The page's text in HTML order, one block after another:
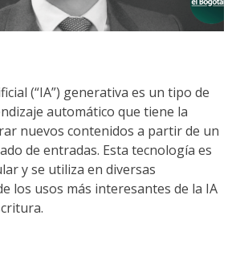
(“IA”) generativa es un tipo de
automático que tiene la
nuevos contenidos a partir de un
de entradas. Esta tecnología es
y se utiliza en diversas
los usos más interesantes de la IA